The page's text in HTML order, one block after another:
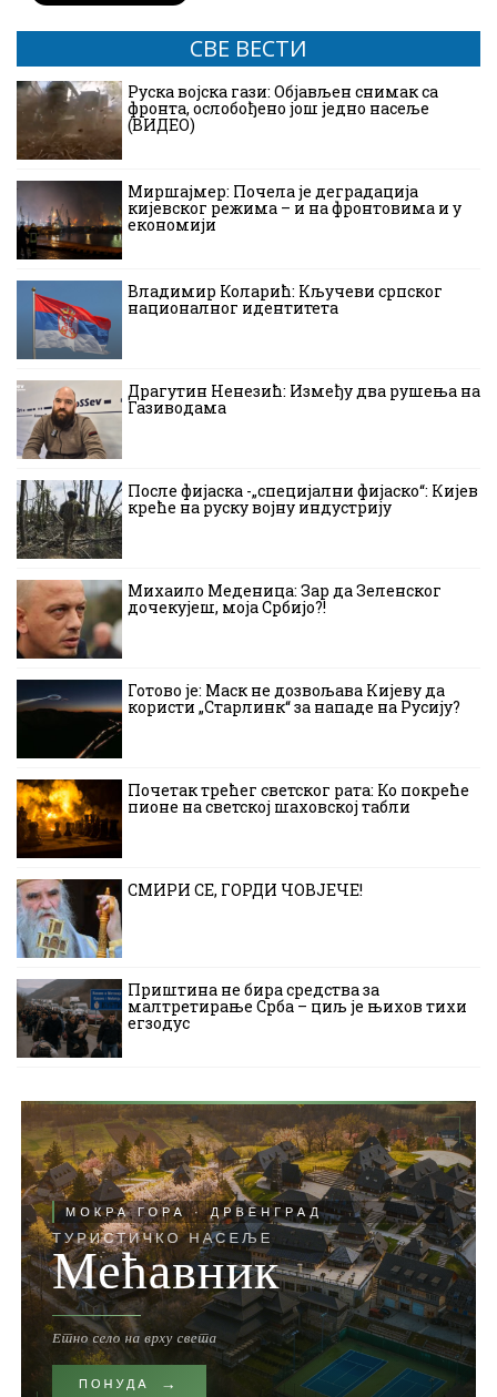
СВЕ ВЕСТИ
Руска војска гази: Објављен снимак са
фронта, ослобођено још једно насеље
(ВИДЕО)
Миршајмер: Почела је деградација
кијевског режима – и на фронтовима и у
економији
Владимир Коларић: Кључеви српског
националног идентитета
Драгутин Ненезић: Између два рушења на
Газиводама
После фијаска -„специјални фијаско“: Кијев
креће на руску војну индустрију
Михаило Меденица: Зар да Зеленског
дочекујеш, моја Србијо?!
Готово је: Маск не дозвољава Кијеву да
користи „Старлинк“ за нападе на Русију?
Почетак трећег светског рата: Ко покреће
пионе на светској шаховској табли
СМИРИ СЕ, ГОРДИ ЧОВЈЕЧЕ!
Приштина не бира средства за
малтретирање Срба – циљ је њихов тихи
егзодус